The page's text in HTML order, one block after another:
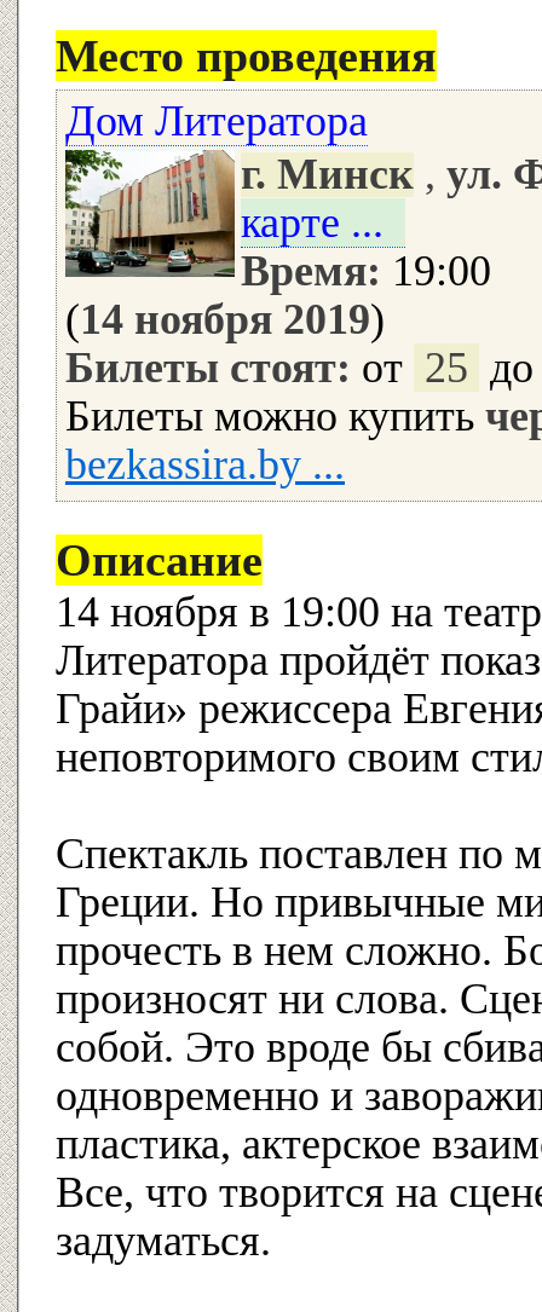
Место проведения
Дом Литератора
г. Минск , ул.
карте ...
Время: 19:00
(14 ноября 2019)
Билеты стоят: от 25
Билеты можно купить
bezkassira.by ...
Описание
14 ноября в 19:00 на
Литератора пройдёт
Грайи» режиссера
неповторимого своим
Спектакль поставлен по
Греции. Но привычные
прочесть в нем сложно.
произносят ни слова.
собой. Это вроде бы
одновременно и
пластика, актерское
Все, что творится на
задуматься.